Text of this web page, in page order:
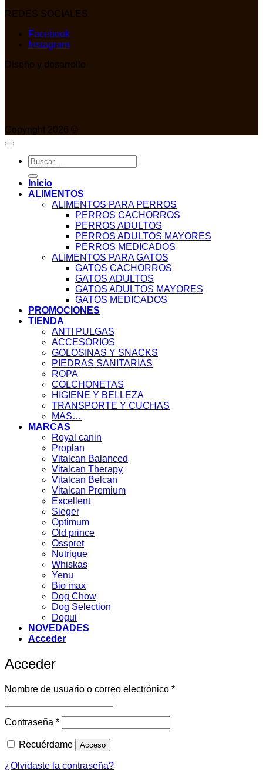
REDES SOCIALES
Facebook
Instagram
Diseño y desarrollo
Copyright 2026 ©
Buscar
por:
Inicio
ALIMENTOS
ALIMENTOS PARA PERROS
PERROS CACHORROS
PERROS ADULTOS
PERROS ADULTOS MAYORES
PERROS MEDICADOS
ALIMENTOS PARA GATOS
GATOS CACHORROS
GATOS ADULTOS
GATOS ADULTOS MAYORES
GATOS MEDICADOS
PROMOCIONES
TIENDA
ANTI PULGAS
ACCESORIOS
GOLOSINAS Y SNACKS
PIEDRAS SANITARIAS
ROPA
COLCHONETAS
HIGIENE Y BELLEZA
TRANSPORTE Y CUCHAS
MAS…
MARCAS
Royal canin
Proplan
Vitalcan Balanced
Vitalcan Therapy
Vitalcan Belcan
Vitalcan Premium
Excellent
Sieger
Optimum
Old prince
Osspret
Nutrique
Whiskas
Yenu
Bio max
Dog Chow
Dog Selection
Dogui
NOVEDADES
Acceder
Acceder
Nombre de usuario o correo electrónico *Obligatorio
Contraseña *Obligatorio
Recuérdame Acceso
¿Olvidaste la contraseña?